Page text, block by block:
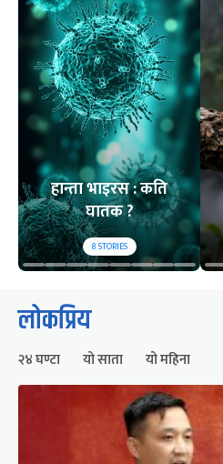
हान्ता भाइरस : कति
घातक ?
8STORIES
लोकप्रिय
२४ घण्टा यो साता यो महिना